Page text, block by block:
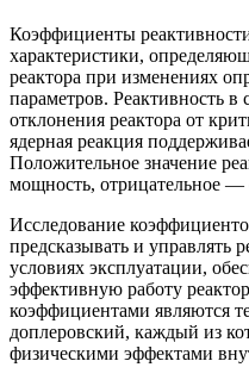
Коэффициенты
характеристики,
реактора при изменениях
параметров. Реактивность
отклонения реактора от
ядерная реакция
Положительное значение
мощность, отрицательное —
Исследование
предсказывать и управлять
условиях эксплуатации,
эффективную работу
коэффициентами являются
доплеровский, каждый из
физическими эффектами